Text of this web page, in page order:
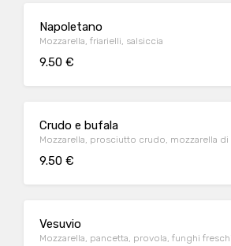
Napoletano
Mozzarella, friarielli, salsiccia
9.50 €
Crudo e bufala
Mozzarella, prosciutto crudo, mozzarella di
9.50 €
Vesuvio
Mozzarella, pancetta, provola, funghi freschi